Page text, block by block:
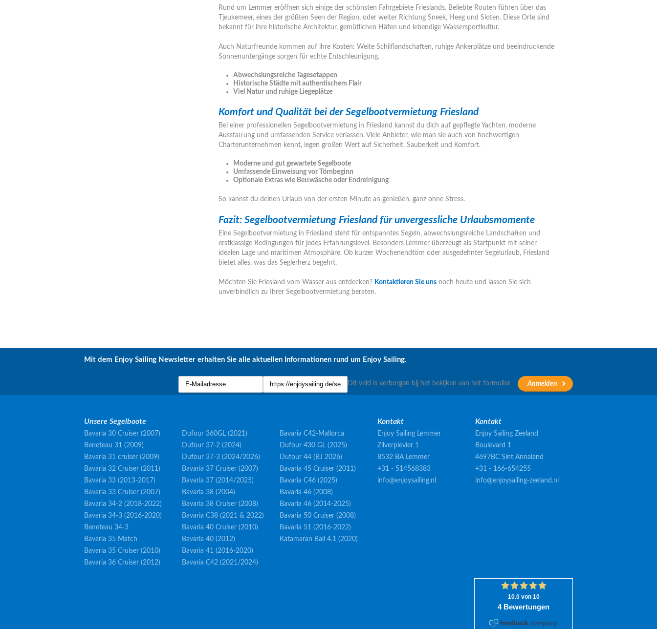
Rund um Lemmer eröffnen sich einige der schönsten Fahrgebiete Frieslands. Beliebte Routen führen über das
Tjeukemeer, eines der größten Seen der Region, oder weiter Richtung Sneek, Heeg und Sloten. Diese Orte sind
bekannt für ihre historische Architektur, gemütlichen Häfen und lebendige Wassersportkultur.
Auch Naturfreunde kommen auf ihre Kosten: Weite Schilflandschaften, ruhige Ankerplätze und beeindruckende
Sonnenuntergänge sorgen für echte Entschleunigung.
Abwechslungsreiche Tagesetappen
Historische Städte mit authentischem Flair
Viel Natur und ruhige Liegeplätze
Komfort und Qualität bei der Segelbootvermietung Friesland
Bei einer professionellen Segelbootvermietung in Friesland kannst du dich auf gepflegte Yachten, moderne
Ausstattung und umfassenden Service verlassen. Viele Anbieter, wie man sie auch von hochwertigen
Charterunternehmen kennt, legen großen Wert auf Sicherheit, Sauberkeit und Komfort.
Moderne und gut gewartete Segelboote
Umfassende Einweisung vor Törnbeginn
Optionale Extras wie Bettwäsche oder Endreinigung
So kannst du deinen Urlaub von der ersten Minute an genießen, ganz ohne Stress.
Fazit: Segelbootvermietung Friesland für unvergessliche Urlaubsmomente
Eine Segelbootvermietung in Friesland steht für entspanntes Segeln, abwechslungsreiche Landschaften und
erstklassige Bedingungen für jedes Erfahrungslevel. Besonders Lemmer überzeugt als Startpunkt mit seiner
idealen Lage und maritimen Atmosphäre. Ob kurzer Wochenendtörn oder ausgedehnter Segelurlaub, Friesland
bietet alles, was das Seglerherz begehrt.
Möchten Sie Friesland vom Wasser aus entdecken? Kontaktieren Sie uns noch heute und lassen Sie sich
unverbindlich zu Ihrer Segelbootvermietung beraten.
Mit dem Enjoy Sailing Newsletter erhalten Sie alle aktuellen Informationen rund um Enjoy Sailing.
Dit veld is verborgen bij het bekijken van het formulier
Unsere Segelboote
Bavaria 30 Cruiser (2007)
Beneteau 31 (2009)
Bavaria 31 cruiser (2009)
Bavaria 32 Cruiser (2011)
Bavaria 33 (2013-2017)
Bavaria 33 Cruiser (2007)
Bavaria 34-2 (2018-2022)
Bavaria 34-3 (2016-2020)
Beneteau 34-3
Bavaria 35 Match
Bavaria 35 Cruiser (2010)
Bavaria 36 Cruiser (2012)
Dufour 360GL (2021)
Dufour 37-2 (2024)
Dufour 37-3 (2024/2026)
Bavaria 37 Cruiser (2007)
Bavaria 37 (2014/2025)
Bavaria 38 (2004)
Bavaria 38 Cruiser (2008)
Bavaria C38 (2021 & 2022)
Bavaria 40 Cruiser (2010)
Bavaria 40 (2012)
Bavaria 41 (2016-2020)
Bavaria C42 (2021/2024)
Bavaria C42-Mallorca
Dufour 430 GL (2025)
Dufour 44 (BJ 2026)
Bavaria 45 Cruiser (2011)
Bavaria C46 (2025)
Bavaria 46 (2008)
Bavaria 46 (2014-2025)
Bavaria 50 Cruiser (2008)
Bavaria 51 (2016-2022)
Katamaran Bali 4.1 (2020)
Kontakt
Enjoy Sailing Lemmer
Zilverplevier 1
8532 BA Lemmer
+31 - 514568383
info@enjoysailing.nl
Kontakt
Enjoy Sailing Zeeland
Boulevard 1
4697BC Sint Annaland
+31 - 166-654255
info@enjoysailing-zeeland.nl